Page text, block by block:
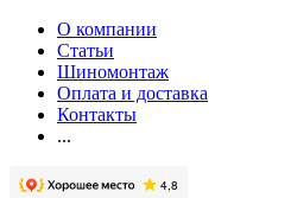
О компании
Статьи
Шиномонтаж
Оплата и доставка
Контакты
...